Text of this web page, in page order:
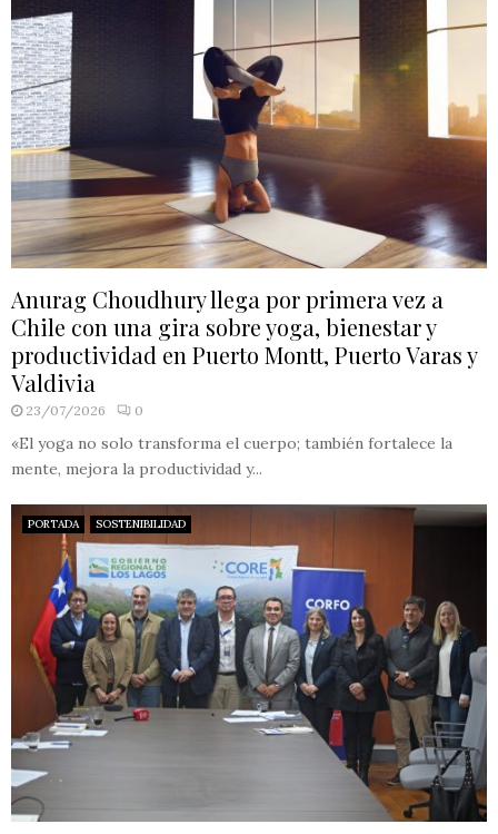
Anurag Choudhury llega por primera vez a
Chile con una gira sobre yoga, bienestar y
productividad en Puerto Montt, Puerto Varas y
Valdivia
23/07/2026 0
«El yoga no solo transforma el cuerpo; también fortalece la
mente, mejora la productividad y...
PORTADA SOSTENIBILIDAD